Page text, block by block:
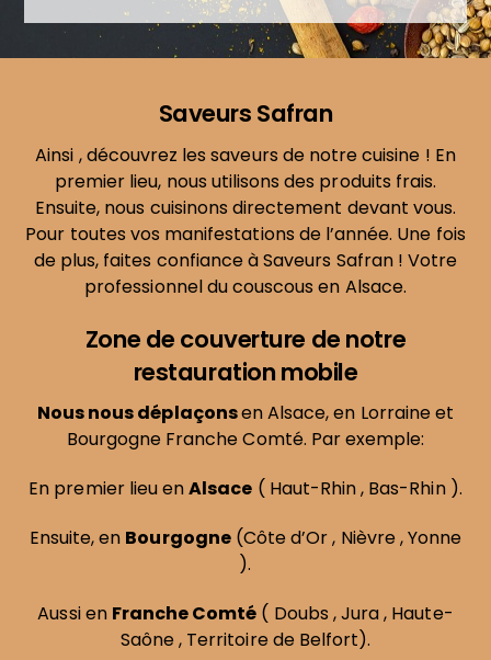
Saveurs Safran
Ainsi , découvrez les saveurs de notre cuisine ! En
premier lieu, nous utilisons des produits frais.
Ensuite, nous cuisinons directement devant vous.
Pour toutes vos manifestations de l’année. Une fois
de plus, faites confiance à Saveurs Safran ! Votre
professionnel du couscous en Alsace.
Zone de couverture de notre
restauration mobile
Nous nous déplaçonsen Alsace, en Lorraine et
Bourgogne Franche Comté. Par exemple:
En premier lieu enAlsace ( Haut-Rhin, Bas-Rhin ).
Ensuite, en Bourgogne(Côte d’Or, Nièvre,Yonne
).
Aussi en Franche Comté ( Doubs ,Jura, Haute-
Saône, Territoire de Belfort).